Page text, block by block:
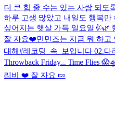
더 큰 힘 줄 수는 있는 사람 되도
하루 고생 많았고 내일도 행복만
싶어지는 햇살 가득 일요일🌞🌿
잘 자요❤️민민즈는 지금 뭐 하고
대해#레코딩_속_보입니다 02.다
Throwback Friday... Time Flies
리비 ❤️ 잘 자요 🍬